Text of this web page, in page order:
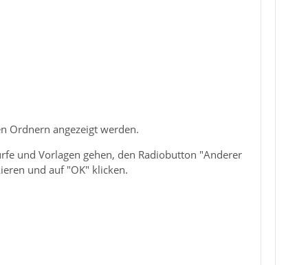
Ordnern angezeigt werden.
und Vorlagen gehen, den Radiobutton "Anderer
und auf "OK" klicken.